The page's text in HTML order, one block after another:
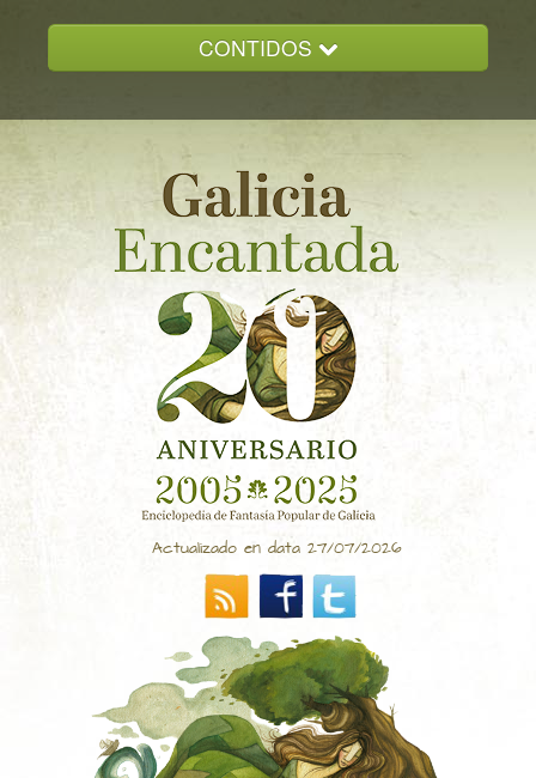
CONTIDOS
GALICIA ENCANTADA
DOCUMENTACION
NOVAS
CONTACTO
Actualizado en data 27/07/2026